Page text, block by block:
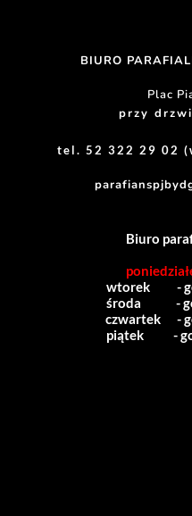
BIURO
Plac
przy
tel. 52 322 29 02
Biuro
wtorek
środa
czwartek
piątek